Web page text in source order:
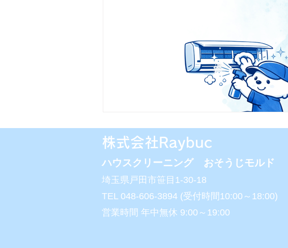
ハウスクリーニング おそうじモルド
埼玉県戸田市笹目1-30-18
​TEL 048-606-3894 (受付時間10:00～18:00)​
営業時間 年中無休 9:00～19:00
​株式会社Raybuc